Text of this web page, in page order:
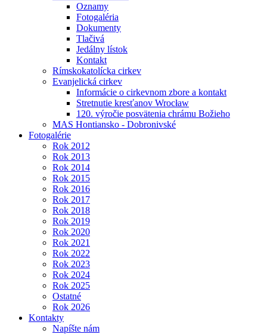
Oznamy
Fotogaléria
Dokumenty
Tlačivá
Jedálny lístok
Kontakt
Rímskokatolícka cirkev
Evanjelická cirkev
Informácie o cirkevnom zbore a kontakt
Stretnutie kresťanov Wrocław
120. výročie posvätenia chrámu Božieho
MAS Hontiansko - Dobronivské
Fotogalérie
Rok 2012
Rok 2013
Rok 2014
Rok 2015
Rok 2016
Rok 2017
Rok 2018
Rok 2019
Rok 2020
Rok 2021
Rok 2022
Rok 2023
Rok 2024
Rok 2025
Ostatné
Rok 2026
Kontakty
Napíšte nám